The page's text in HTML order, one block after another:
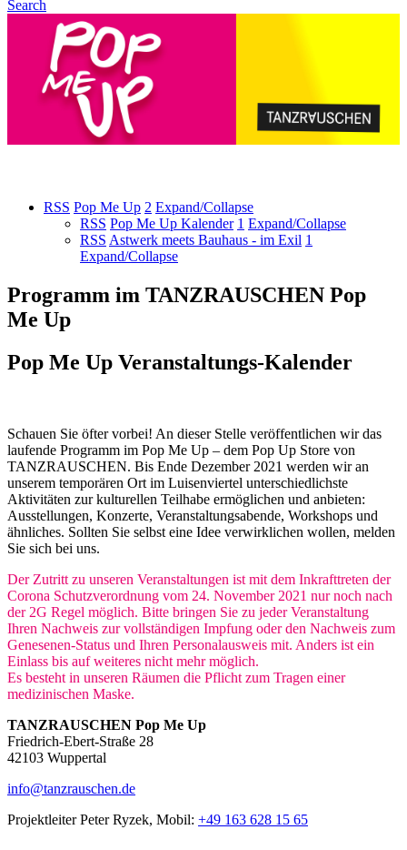
Search
RSS Pop Me Up 2 Expand/Collapse
RSS Pop Me Up Kalender 1 Expand/Collapse
RSS Astwerk meets Bauhaus - im Exil 1
Expand/Collapse
Programm im TANZRAUSCHEN Pop
Me Up
Pop Me Up Veranstaltungs-Kalender
Schauen Sie öfter vorbei! An dieser Stelle veröffentlichen wir das
laufende Programm im Pop Me Up – dem Pop Up Store von
TANZRAUSCHEN. Bis Ende Dezember 2021 werden wir an
unserem temporären Ort im Luisenviertel unterschiedlichste
Aktivitäten zur kulturellen Teilhabe ermöglichen und anbieten:
Ausstellungen, Konzerte, Veranstaltungsabende, Workshops und
ähnliches. Sollten Sie selbst eine Idee verwirklichen wollen, melden
Sie sich bei uns.
Der Zutritt zu unseren Veranstaltungen ist mit dem Inkrafttreten der
Corona Schutzverordnung vom 24. November 2021 nur noch nach
der 2G Regel möglich. Bitte bringen Sie zu jeder Veranstaltung
Ihren Nachweis zur vollständigen Impfung oder den Nachweis zum
Genesenen-Status und Ihren Personalausweis mit. Anders ist ein
Einlass bis auf weiteres nicht mehr möglich.
Es besteht in unseren Räumen die Pflicht zum Tragen einer
medizinischen Maske.
TANZRAUSCHEN Pop Me Up
Friedrich-Ebert-Straße 28
42103 Wuppertal
info@tanzrauschen.de
Projektleiter Peter Ryzek, Mobil: +49 163 628 15 65